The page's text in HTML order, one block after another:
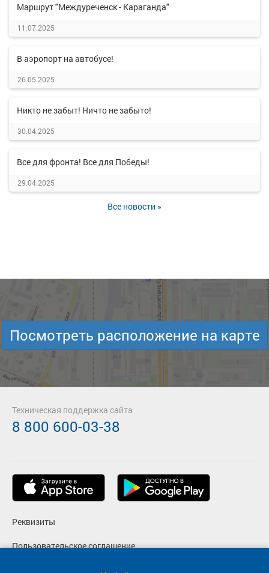
Маршрут "Междуреченск - Караганда"
11.07.2025
В аэропорт на автобусе!
26.05.2025
Никто не забыт! Ничто не забыто!
30.04.2025
Все для фронта! Все для Победы!
29.04.2025
Все новости »
Посмотреть расположение на карте
Реквизиты
Пользовательское соглашение
Политика конфиденциальности
Техническая поддержка сайта
8 800 600-03-38